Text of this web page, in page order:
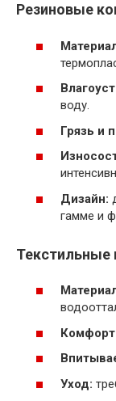
Резиновые
воду.
Грязь и
Дизайн:
гамме и
Текстильные
Уход: